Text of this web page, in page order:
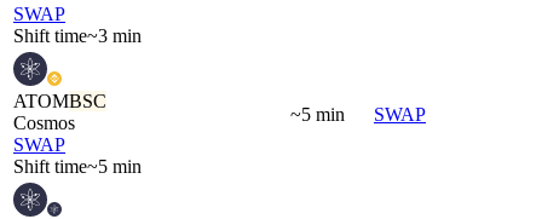
SWAP
Shift time~3 min
ATOMBSC
Cosmos
SWAP
Shift time~5 min
~5 min SWAP